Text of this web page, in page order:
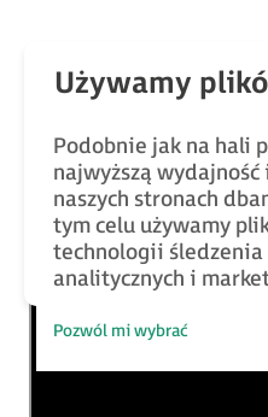
Podobnie jak na hali
najwyższą
naszych stronach
tym celu używamy
technologii śledzenia
analitycznych i
Pozwól mi wybrać